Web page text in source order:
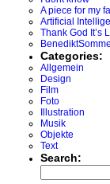
A piece for my
Artificial
Thank God It’s
Categories:
Allgemein
Design
Film
Foto
Illustration
Musik
Objekte
Text
Search: